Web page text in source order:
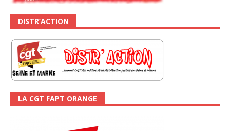
DISTR’ACTION
LA CGT FAPT ORANGE